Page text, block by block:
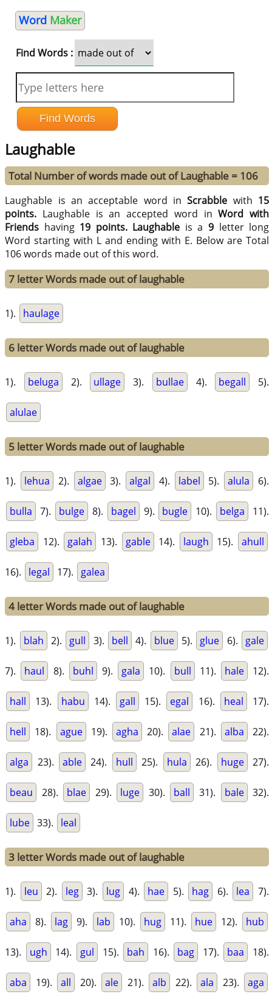
Word Maker
Find Words :
Laughable
Total Number of words made out of Laughable = 106
Laughable is an acceptable word inScrabble with 15
points. Laughable is an accepted word inWord with
Friends having 19 points. Laughable is a 9letter long
Word starting with L and ending with E. Below are Total
106 words made out of this word.
7 letter Words made out of laughable
1). haulage
6 letter Words made out of laughable
1). beluga 2). ullage 3). bullae 4). begall 5).
alulae
5 letter Words made out of laughable
1). lehua 2). algae 3). algal 4). label 5). alula 6).
bulla 7). bulge 8). bagel 9). bugle 10). belga 11).
gleba 12). galah 13). gable 14). laugh 15). ahull
16). legal 17). galea
4 letter Words made out of laughable
1). blah 2). gull 3). bell 4). blue 5). glue 6). gale
7). haul 8). buhl 9). gala 10). bull 11). hale 12).
hall 13). habu 14). gall 15). egal 16). heal 17).
hell 18). ague 19). agha 20). alae 21). alba 22).
alga 23). able 24). hull 25). hula 26). huge 27).
beau 28). blae 29). luge 30). ball 31). bale 32).
lube 33). leal
3 letter Words made out of laughable
1). leu 2). leg 3). lug 4). hae 5). hag 6). lea 7).
aha 8). lag 9). lab 10). hug 11). hue 12). hub
13). ugh 14). gul 15). bah 16). bag 17). baa 18).
aba 19). all 20). ale 21). alb 22). ala 23). aga